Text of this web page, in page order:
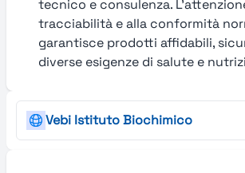
tecnico e consulenza.
tracciabilità e alla conformità
garantisce prodotti affidabili,
diverse esigenze di salute e
Vebi Istituto Biochimico